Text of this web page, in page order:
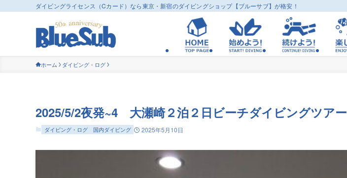
ダイビングライセンス（Cカード）なら東京・新宿のダイビングショップ【ブルーサブ】が格安！
ホーム ダイビング・ログ
2025/5/2夜発~4 大瀬崎２泊２日ビーチダイビングツアー
ダイビング・ログ 国内ダイビング 2025年5月10日